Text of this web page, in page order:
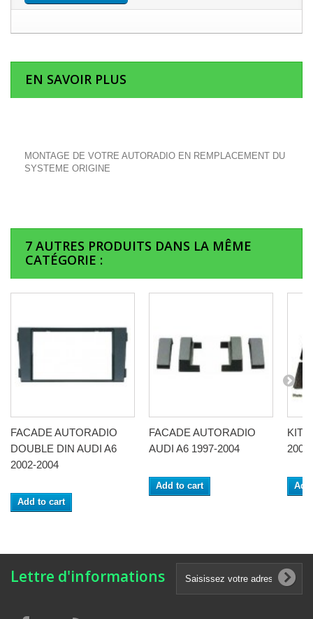
EN SAVOIR PLUS
MONTAGE DE VOTRE AUTORADIO EN REMPLACEMENT DU
SYSTEME ORIGINE
7 AUTRES PRODUITS DANS LA MÊME
CATÉGORIE :
FACADE AUTORADIO
DOUBLE DIN AUDI A6
2002-2004
Add to cart
FACADE AUTORADIO
AUDI A6 1997-2004
Add to cart
KIT
2004
Lettre d'informations